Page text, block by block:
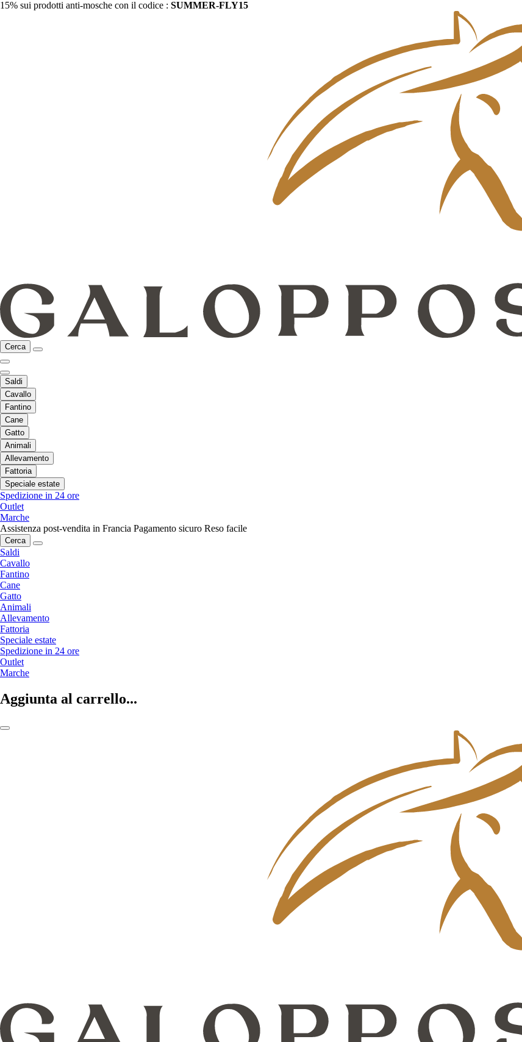
15% sui prodotti anti-mosche con il codice : SUMMER-FLY15
Cerca
Saldi
Cavallo
Fantino
Cane
Gatto
Animali
Allevamento
Fattoria
Speciale estate
Spedizione in 24 ore
Outlet
Marche
Assistenza post-vendita in Francia Pagamento sicuro Reso facile
Cerca
Saldi
Cavallo
Fantino
Cane
Gatto
Animali
Allevamento
Fattoria
Speciale estate
Spedizione in 24 ore
Outlet
Marche
Aggiunta al carrello...